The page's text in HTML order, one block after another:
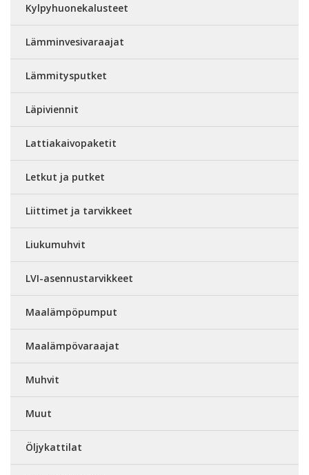
Kylpyhuonekalusteet
Lämminvesivaraajat
Lämmitysputket
Läpiviennit
Lattiakaivopaketit
Letkut ja putket
Liittimet ja tarvikkeet
Liukumuhvit
LVI-asennustarvikkeet
Maalämpöpumput
Maalämpövaraajat
Muhvit
Muut
Öljykattilat